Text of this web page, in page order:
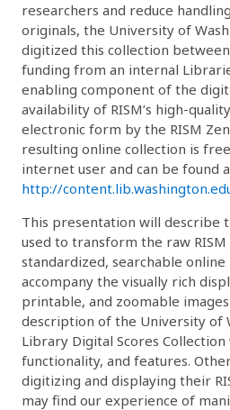
researchers and reduce
originals, the University of
digitized this collection
funding from an internal
enabling component of the
availability of RISM’s high-
electronic form by the RISM
resulting online collection is
internet user and can be found
http://
This presentation will describe
used to transform the raw
standardized, searchable
accompany the visually rich
printable, and zoomable
description of the University of
Library Digital Scores
functionality, and features.
digitizing and displaying their
may find our experience of